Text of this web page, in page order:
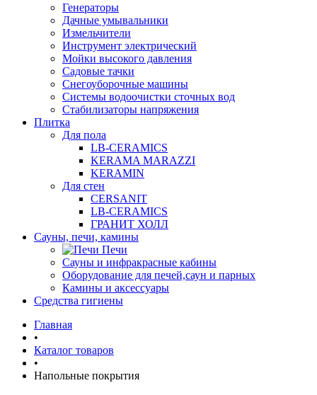
Генераторы
Дачные умывальники
Измельчители
Инструмент электрический
Мойки высокого давления
Садовые тачки
Снегоуборочные машины
Системы водоочистки сточных вод
Стабилизаторы напряжения
Плитка
Для пола
LB-CERAMICS
KERAMA MARAZZI
KERAMIN
Для стен
CERSANIT
LB-CERAMICS
ГРАНИТ ХОЛЛ
Сауны, печи, камины
Печи
Сауны и инфракрасные кабины
Оборудование для печей,саун и парных
Камины и аксессуары
Средства гигиены
Главная
•
Каталог товаров
•
Напольные покрытия